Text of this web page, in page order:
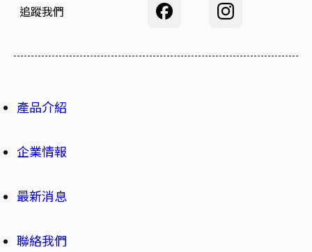
產品介紹
企業情報
最新消息
聯絡我們
追蹤我們